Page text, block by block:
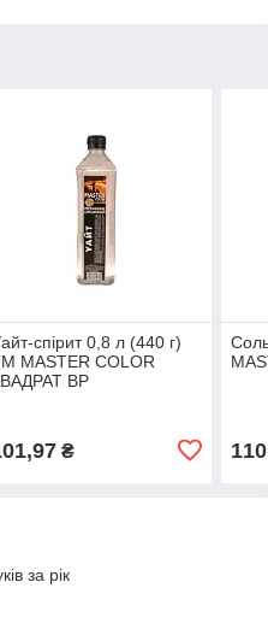
спірит 0,8 л (440 г)
МASTER COLOR
BP
₴
за рік